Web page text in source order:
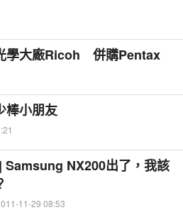
學大廠Ricoh 併購Pentax
棒小朋友
Samsung NX200出了，我該
11-29 08:53